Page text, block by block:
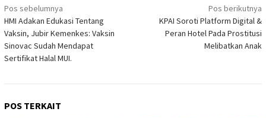
Navigasi
pos
Pos sebelumnya
HMI Adakan Edukasi Tentang
Vaksin, Jubir Kemenkes: Vaksin
Sinovac Sudah Mendapat
Sertifikat Halal MUI.
Pos berikutnya
KPAI Soroti Platform Digital &
Peran Hotel Pada Prostitusi
Melibatkan Anak
POS TERKAIT